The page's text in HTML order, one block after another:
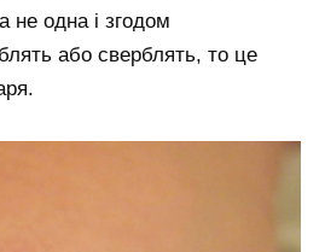
не одна і згодом
або сверблять, то це